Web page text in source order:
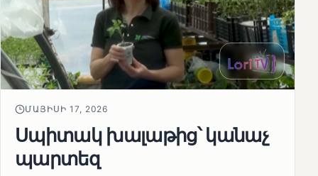
ՄԱՅԻՍԻ 17, 2026
Սպիտակ խալաթից՝ կանաչ
պարտեզ